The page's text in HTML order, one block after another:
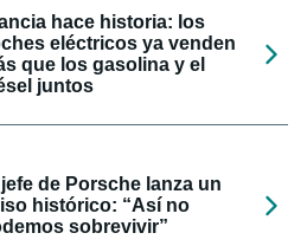
hace historia: los
eléctricos ya venden
que los gasolina y el
juntos
jefe de Porsche lanza un
histórico: “Así no
sobrevivir”